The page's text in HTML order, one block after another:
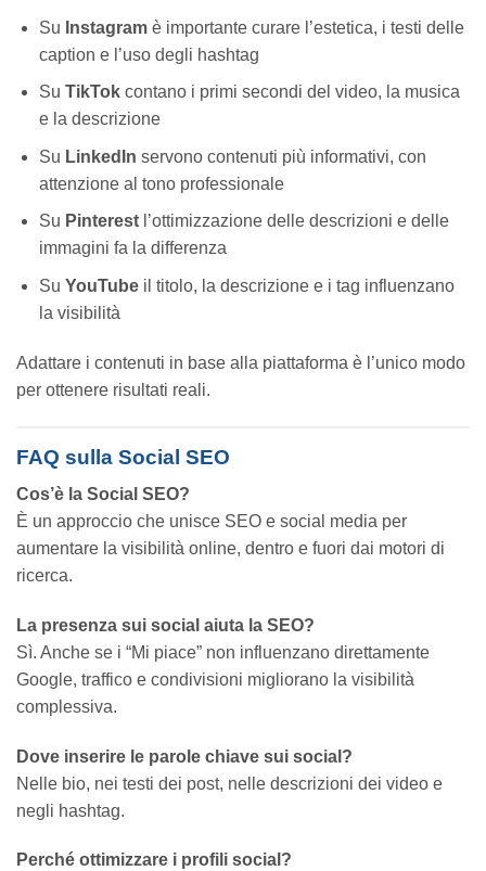
Su Instagramè importante curare l’estetica, i testi delle
caption e l’uso degli hashtag
Su TikTokcontano i primi secondi del video, la musica
e la descrizione
Su LinkedIn servono contenuti più informativi, con
attenzione al tono professionale
Su Pinterestl’ottimizzazione delle descrizioni e delle
immagini fa la differenza
Su YouTubeil titolo, la descrizione e i tag influenzano
la visibilità
Adattare i contenuti in base alla piattaforma è l’unico modo
per ottenere risultati reali.
FAQ sulla Social SEO
Cos’è la Social SEO?
È un approccio che unisce SEO e social media per
aumentare la visibilità online, dentro e fuori dai motori di
ricerca.
La presenza sui social aiuta la SEO?
Sì. Anche se i “Mi piace” non influenzano direttamente
Google, traffico e condivisioni migliorano la visibilità
complessiva.
Dove inserire le parole chiave sui social?
Nelle bio, nei testi dei post, nelle descrizioni dei video e
negli hashtag.
Perché ottimizzare i profili social?